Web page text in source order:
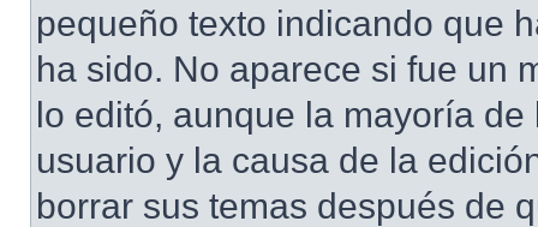
pequeño texto indicando que
ha sido. No aparece si fue un
lo editó, aunque la mayoría
usuario y la causa de la
borrar sus temas después de